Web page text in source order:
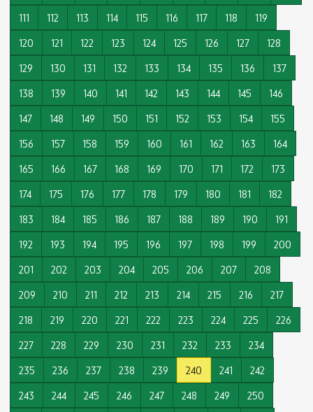
111
112 113 114 115 116 117 118
119
120
121 122 123 124 125 126 127
128
129
130 131 132 133 134 135 136
137
138
139 140 141 142 143 144 145
146
147
148 149 150 151 152 153 154
155
156
157 158 159 160 161 162 163
164
165
166 167 168 169 170 171 172
173
174
175 176 177 178 179 180 181
182
183
184 185 186 187 188 189 190
191
192
193 194 195 196 197 198 199
200
201
202 203 204 205 206 207
208
209
210 211 212 213 214 215 216
217
218
219 220 221 222 223 224 225
226
227
228 229 230 231 232 233
234
235
236 237 238 239 240 241
242
243
244 245 246 247 248 249
250